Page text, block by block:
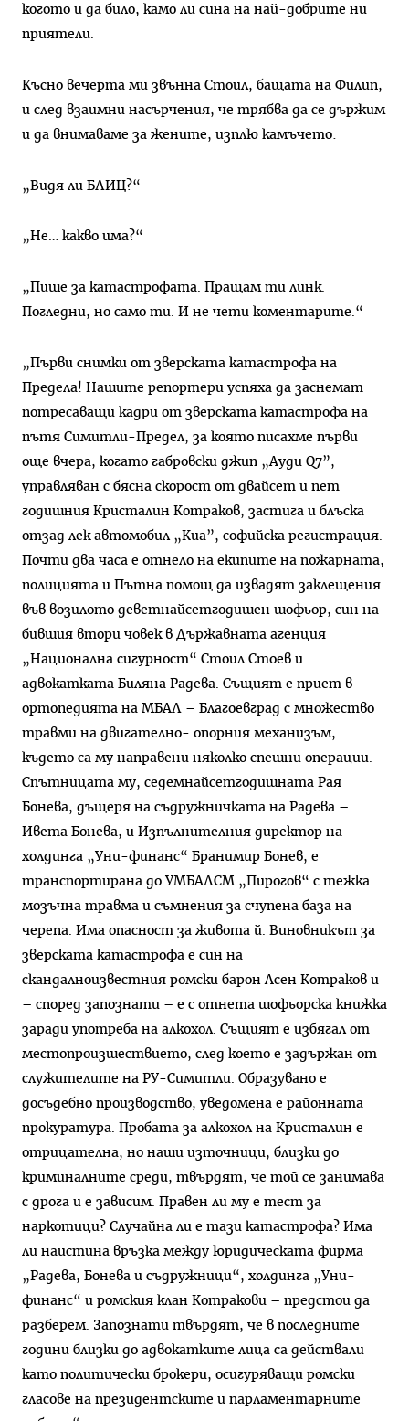
когото и да било, камо ли сина на най-добрите ни
приятели.
Късно вечерта ми звънна Стоил, бащата на Филип,
и след взаимни насърчения, че трябва да се държим
и да внимаваме за жените, изплю камъчето:
„Видя ли БЛИЦ?“
„Не… какво има?“
„Пише за катастрофата. Пращам ти линк.
Погледни, но само ти. И не чети коментарите.“
„Първи снимки от зверската катастрофа на
Предела! Нашите репортери успяха да заснемат
потресаващи кадри от зверската катастрофа на
пътя Симитли-Предел, за която писахме първи
още вчера, когато габровски джип „Ауди Q7”,
управляван с бясна скорост от двайсет и пет
годишния Кристалин Котраков, застига и блъска
отзад лек автомобил „Киа”, софийска регистрация.
Почти два часа е отнело на екипите на пожарната,
полицията и Пътна помощ да извадят заклещения
във возилото деветнайсетгодишен шофьор, син на
бившия втори човек в Държавната агенция
„Национална сигурност“ Стоил Стоев и
адвокатката Биляна Радева. Същият е приет в
ортопедията на МБАЛ – Благоевград с множество
травми на двигателно- опорния механизъм,
където са му направени няколко спешни операции.
Спътницата му, седемнайсетгодишната Рая
Бонева, дъщеря на съдружничката на Радева –
Ивета Бонева, и Изпълнителния директор на
холдинга „Уни-финанс“ Бранимир Бонев, е
транспортирана до УМБАЛСМ „Пирогов“ с тежка
мозъчна травма и съмнения за счупена база на
черепа. Има опасност за живота й. Виновникът за
зверската катастрофа е син на
скандалноизвестния ромски барон Асен Котраков и
– според запознати – е с отнета шофьорска книжка
заради употреба на алкохол. Същият е избягал от
местопроизшествието, след което е задържан от
служителите на РУ-Симитли. Образувано е
досъдебно производство, уведомена е районната
прокуратура. Пробата за алкохол на Кристалин е
отрицателна, но наши източници, близки до
криминалните среди, твърдят, че той се занимава
с дрога и е зависим. Правен ли му е тест за
наркотици? Случайна ли е тази катастрофа? Има
ли наистина връзка между юридическата фирма
„Радева, Бонева и съдружници“, холдинга „Уни-
финанс“ и ромския клан Котракови – предстои да
разберем. Запознати твърдят, че в последните
години близки до адвокатките лица са действали
като политически брокери, осигуряващи ромски
гласове на президентските и парламентарните